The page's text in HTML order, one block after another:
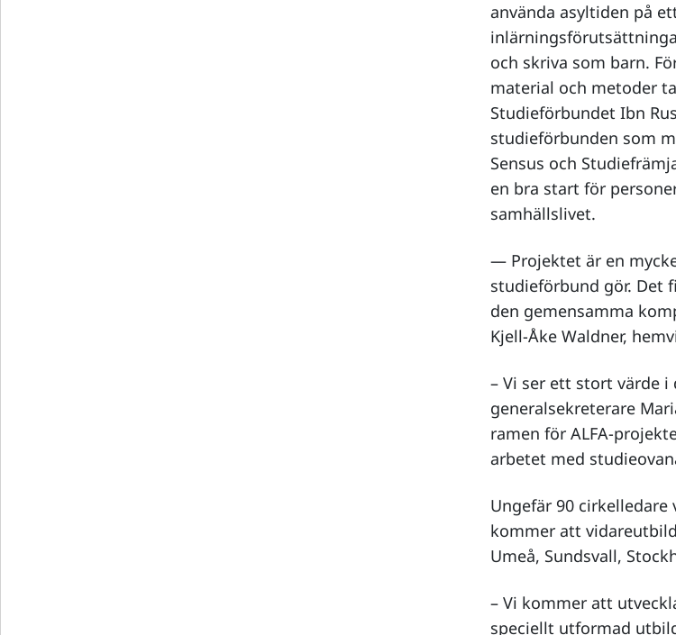
använda asyltiden på
och skriva som barn.
material och metoder
Studieförbundet Ibn
studieförbunden som
Sensus och
en bra start för
samhällslivet.
— Projektet är en
studieförbund gör. Det
den gemensamma
Kjell-Åke Waldner,
– Vi ser ett stort värde
generalsekreterare
ramen för ALFA-
arbetet med
Ungefär 90
kommer att
Umeå, Sundsvall,
– Vi kommer att
speciellt utformad